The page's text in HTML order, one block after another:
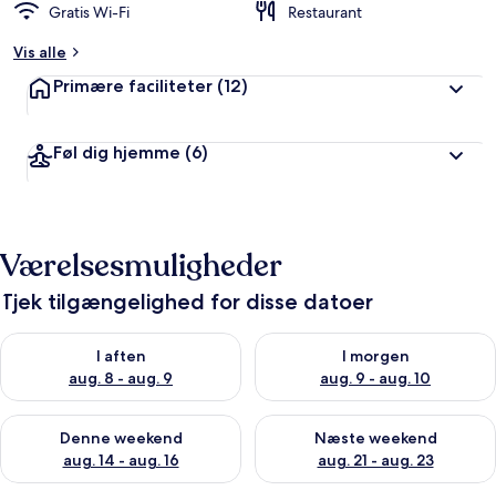
Gratis Wi-Fi
Restaurant
Vis alle
Primære faciliteter (12)
Føl dig hjemme (6)
Værelsesmuligheder
Tjek tilgængelighed for disse datoer
I aften
aug. 8 - aug. 9
Tjek tilgængelighed for i aften aug. 8 - aug. 9
I morgen
aug. 9 - aug. 10
Tjek tilgængelighed for i
Denne weekend
aug. 14 - aug. 16
Tjek tilgængelighed for denne weekend aug. 14 - aug. 16
Næste weekend
aug. 21 - aug. 23
Tjek tilgængelighed for næste